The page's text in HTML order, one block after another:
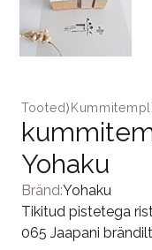
Tooted⟩
Yohaku
Bränd:Yohaku
Tikitud pistetega
065 Jaapani